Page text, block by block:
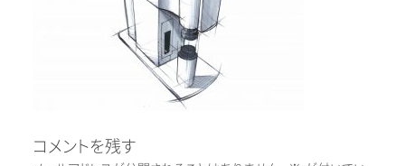
コメントを残す